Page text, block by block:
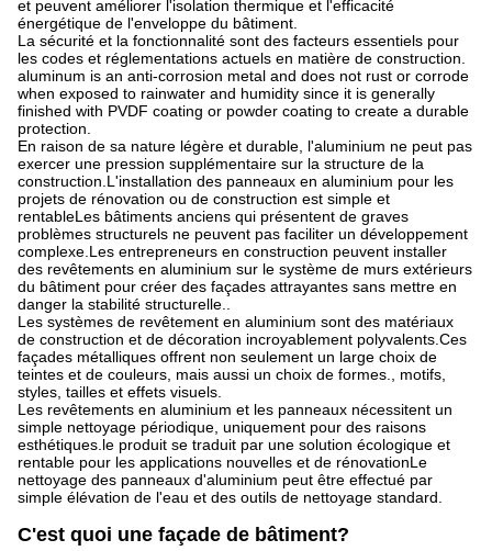
et peuvent améliorer l'isolation thermique et l'efficacité
énergétique de l'enveloppe du bâtiment.
La sécurité et la fonctionnalité sont des facteurs essentiels pour
les codes et réglementations actuels en matière de construction.
aluminum is an anti-corrosion metal and does not rust or corrode
when exposed to rainwater and humidity since it is generally
finished with PVDF coating or powder coating to create a durable
protection.
En raison de sa nature légère et durable, l'aluminium ne peut pas
exercer une pression supplémentaire sur la structure de la
construction.L'installation des panneaux en aluminium pour les
projets de rénovation ou de construction est simple et
rentableLes bâtiments anciens qui présentent de graves
problèmes structurels ne peuvent pas faciliter un développement
complexe.Les entrepreneurs en construction peuvent installer
des revêtements en aluminium sur le système de murs extérieurs
du bâtiment pour créer des façades attrayantes sans mettre en
danger la stabilité structurelle..
Les systèmes de revêtement en aluminium sont des matériaux
de construction et de décoration incroyablement polyvalents.Ces
façades métalliques offrent non seulement un large choix de
teintes et de couleurs, mais aussi un choix de formes., motifs,
styles, tailles et effets visuels.
Les revêtements en aluminium et les panneaux nécessitent un
simple nettoyage périodique, uniquement pour des raisons
esthétiques.le produit se traduit par une solution écologique et
rentable pour les applications nouvelles et de rénovationLe
nettoyage des panneaux d'aluminium peut être effectué par
simple élévation de l'eau et des outils de nettoyage standard.
C'est quoi une façade de bâtiment?